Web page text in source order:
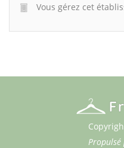
Vous gérez cet